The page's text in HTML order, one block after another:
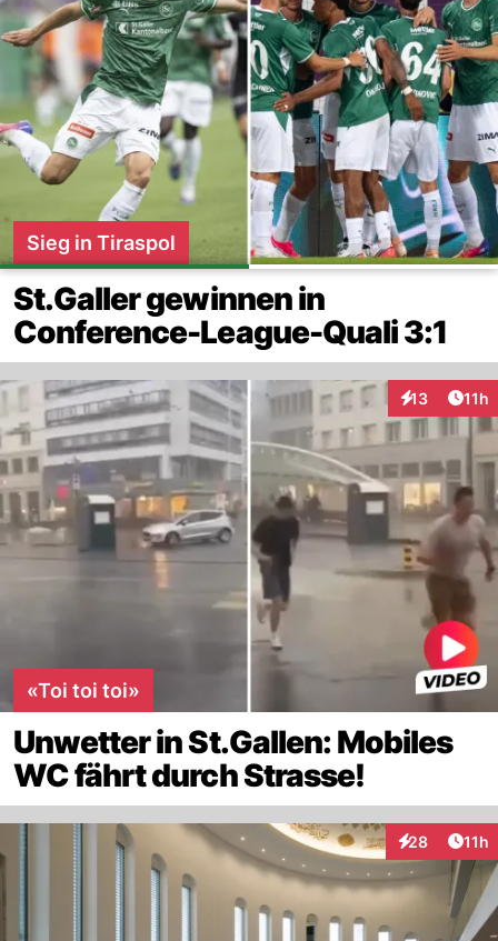
Sieg in Tiraspol
St.Galler gewinnen in
Conference-League-Quali 3:1
13
Interaktionen
11h
«Toi toi toi»
Unwetter in St.Gallen: Mobiles
WC fährt durch Strasse!
28
Interaktionen
11h